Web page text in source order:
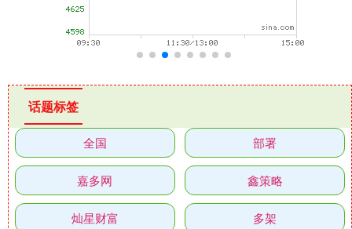
话题标签
全国 部署
嘉多网 鑫策略
灿星财富 多架